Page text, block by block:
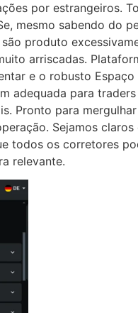
por estrangeiros.
mesmo sabendo do
produto
arriscadas.
e o robusto
adequada para
Pronto para
Sejamos
todos os corretores
relevante.